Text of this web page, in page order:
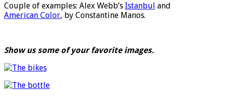
Couple of examples: Alex Webb’s Istanbul and
American Color, by Constantine Manos.
Show us some of your favorite images.